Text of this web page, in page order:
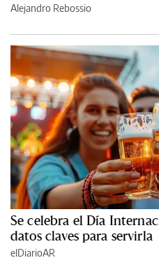
Alejandro Rebossio
Se celebra el Día
datos claves para servirla
elDiarioAR